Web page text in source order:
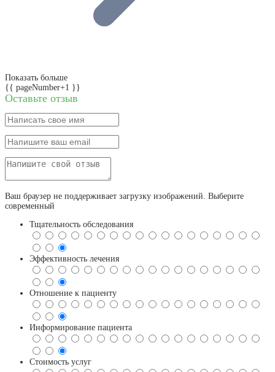
Показать больше
{{ pageNumber+1 }}
Оставьте отзыв
Ваш браузер не поддерживает загрузку изображений. Выберите
современный
Тщательность обследования
Эффективность лечения
Отношение к пациенту
Информирование пациента
Стоимость услуг